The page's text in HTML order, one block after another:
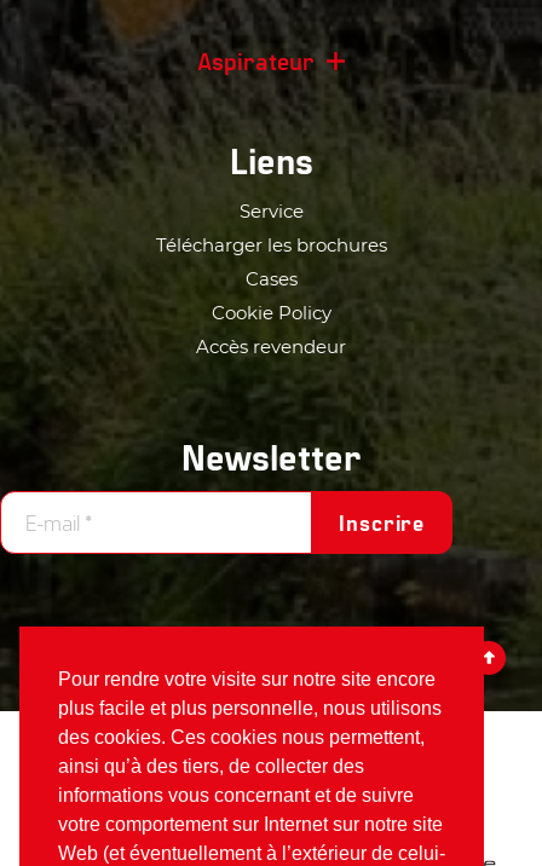
Pour rendre votre visite sur notre site encore
plus facile et plus personnelle, nous utilisons
des cookies. Ces cookies nous permettent,
ainsi qu’à des tiers, de collecter des
informations vous concernant et de suivre
votre comportement sur Internet sur notre site
Web (et éventuellement à l’extérieur de celui-
Aspirateur
Liens
Service
Télécharger les brochures
Cases
Cookie Policy
Accès revendeur
Newsletter
Inscrire
Votex©2026
Fait partie deAlamo Group The Netherlands: